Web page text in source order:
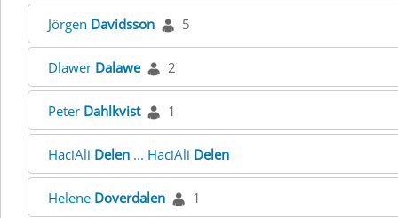
Jörgen Davidsson 5
Dlawer Dalawe 2
Peter Dahlkvist 1
HaciAli Delen ... HaciAli Delen
Helene Doverdalen 1